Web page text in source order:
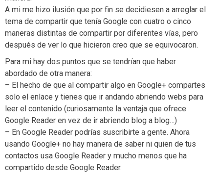
A mi me hizo ilusión que por fin se decidiesen a arreglar el
tema de compartir que tenía Google con cuatro o cinco
maneras distintas de compartir por diferentes vías, pero
después de ver lo que hicieron creo que se equivocaron.
Para mi hay dos puntos que se tendrían que haber
abordado de otra manera:
– El hecho de que al compartir algo en Google+ compartes
solo el enlace y tienes que ir andando abriendo webs para
leer el contenido (curiosamente la ventaja que ofrece
Google Reader en vez de ir abriendo blog a blog…)
– En Google Reader podrías suscribirte a gente. Ahora
usando Google+ no hay manera de saber ni quien de tus
contactos usa Google Reader y mucho menos que ha
compartido desde Google Reader.